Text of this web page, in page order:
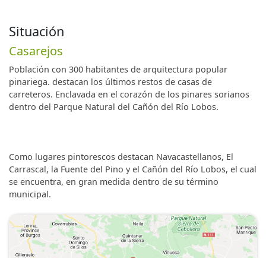
Situación
Casarejos
Población con 300 habitantes de arquitectura popular
pinariega. destacan los últimos restos de casas de
carreteros. Enclavada en el corazón de los pinares sorianos
dentro del Parque Natural del Cañón del Río Lobos.
Como lugares pintorescos destacan Navacastellanos, El
Carrascal, la Fuente del Pino y el Cañón del Río Lobos, el cual
se encuentra, en gran medida dentro de su término
municipal.